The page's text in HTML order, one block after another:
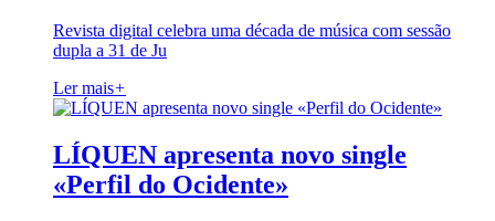
Revista digital celebra uma década de música com sessão
dupla a 31 de Ju
Ler mais+
LÍQUEN apresenta novo single
«Perfil do Ocidente»